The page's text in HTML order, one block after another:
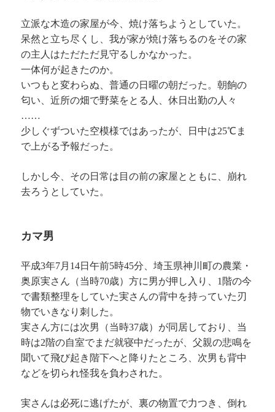
立派な木造の家屋が今、焼け落ちようとしていた。
呆然と立ち尽くし、我が家が焼け落ちるのをその家
の主人はただただ見守るしかなかった。
一体何が起きたのか。
いつもと変わらぬ、普通の日曜の朝だった。朝餉の
匂い、近所の畑で野菜をとる人、休日出勤の人々
……
少しぐずついた空模様ではあったが、日中は25℃ま
で上がる予報だった。
しかし今、その日常は目の前の家屋とともに、崩れ
去ろうとしていた。
カマ男
平成3年7月14日午前5時45分、埼玉県神川町の農業・
奥原実さん（当時70歳）方に男が押し入り、1階の今
で書類整理をしていた実さんの背中を持っていた刃
物でいきなり刺した。
実さん方には次男（当時37歳）が同居しており、当
時は2階の自室でまだ就寝中だったが、父親の悲鳴を
聞いて飛び起き階下へと降りたところ、次男も背中
などを切られ怪我を負わされた。
実さんは必死に逃げたが、裏の物置で力つき、倒れ